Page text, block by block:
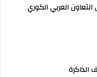
العربي الكوري
الذاكرة